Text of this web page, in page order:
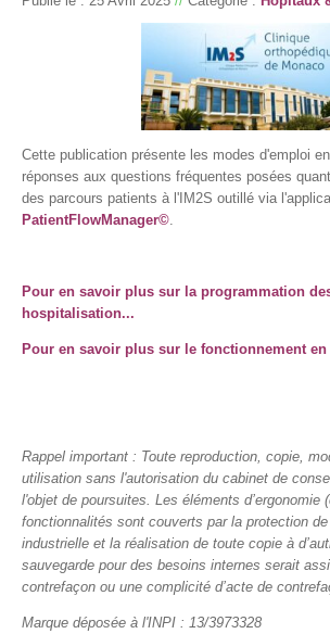
Cette publication présente les modes d'emploi
réponses aux questions fréquentes posées
des parcours patients à l'IM2S outillé via
PatientFlowManager©
Pour en savoir plus sur la programmation
hospitalisation...
Pour en savoir plus sur le fonctionnement
Rappel important : Toute reproduction, copie,
utilisation sans l'autorisation du cabinet de
l'objet de poursuites. Les éléments d’ergonomie
fonctionnalités sont couverts par la protection
industrielle et la réalisation de toute copie à
sauvegarde pour des besoins internes serait
contrefaçon ou une complicité d’acte de
Marque déposée à l'INPI : 13/3973328